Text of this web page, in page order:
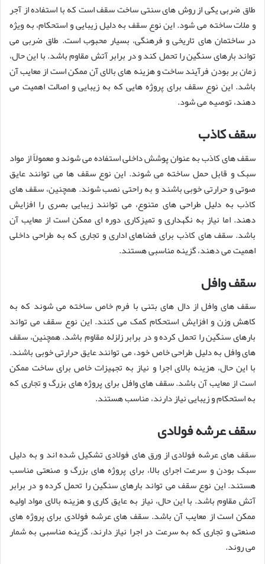
طاق ضربی یکی از روش های سنتی ساخت سقف است که با استفاده از آجر
و ملات ساخته می شود. این نوع سقف به دلیل زیبایی و استحکام، به ویژه
در ساختمان های تاریخی و فرهنگی، بسیار محبوب است. طاق ضربی می
تواند بارهای سنگین را تحمل کند و در برابر آتش مقاوم باشد. با این حال،
زمان بر بودن فرآیند ساخت و هزینه های بالای آن ممکن است از معایب آن
باشد. این نوع سقف برای پروژه هایی که به زیبایی و اصالت اهمیت می
دهند، توصیه می شود.
سقف کاذب
سقف های کاذب به عنوان پوشش داخلی استفاده می شوند و معمولاً از مواد
سبک و قابل حمل ساخته می شوند. این نوع سقف ها می توانند عایق
صوتی و حرارتی خوبی باشند و به راحتی نصب شوند. همچنین، سقف های
کاذب به دلیل طراحی های متنوع، می توانند زیبایی بصری را افزایش
دهند. اما نیاز به نگهداری و تمیزکاری دوره ای ممکن است از معایب آن
باشد. سقف های کاذب برای فضاهای اداری و تجاری که به طراحی داخلی
اهمیت می دهند، گزینه مناسبی هستند.
سقف وافل
سقف های وافل از دال های بتنی با فرم خاص ساخته می شوند که به
کاهش وزن و افزایش استحکام کمک می کنند. این نوع سقف می تواند
بارهای سنگین را تحمل کرده و در برابر زلزله مقاوم باشد. همچنین، سقف
های وافل به دلیل طراحی خاص خود، می توانند عایق حرارتی خوبی باشند.
با این حال، هزینه بالای اجرا و نیاز به تجهیزات خاص برای ساخت ممکن
است از معایب آن باشد. سقف های وافل برای پروژه های بزرگ و تجاری که
به استحکام و زیبایی نیاز دارند، مناسب هستند.
سقف عرشه فولادی
سقف های عرشه فولادی از ورق های فولادی تشکیل شده اند و به دلیل
سبک بودن و سرعت اجرای بالا، برای پروژه های بزرگ و صنعتی مناسب
هستند. این نوع سقف می تواند بارهای سنگین را تحمل کرده و در برابر
آتش مقاوم باشد. با این حال، نیاز به عایق کاری و هزینه بالای مواد اولیه
ممکن است از معایب آن باشد. سقف های عرشه فولادی برای پروژه های
صنعتی و تجاری که به سرعت در اجرا نیاز دارند، گزینه مناسبی به شمار
می روند.